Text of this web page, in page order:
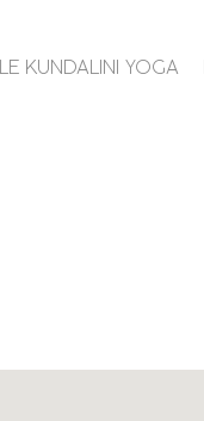
LE KUNDALINI YOGA